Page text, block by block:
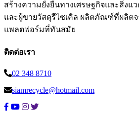
สร้างความยั่งยืนทางเศรษฐกิจและสิ่งแ
และผู้ขายวัสดุรีไซเคิล ผลิตภัณฑ์ที่ผลิตจ
แพลตฟอร์มที่ทันสมัย
ติดต่อเรา
02 348 8710
siamrecycle@hotmail.com